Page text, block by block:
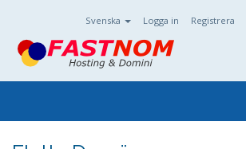
Svenska Logga in Registrera